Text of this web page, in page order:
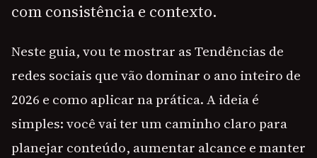
com consistência e contexto.
Neste guia, vou te mostrar as Tendências de
redes sociais que vão dominar o ano inteiro de
2026 e como aplicar na prática. A ideia é
simples: você vai ter um caminho claro para
planejar conteúdo, aumentar alcance e manter